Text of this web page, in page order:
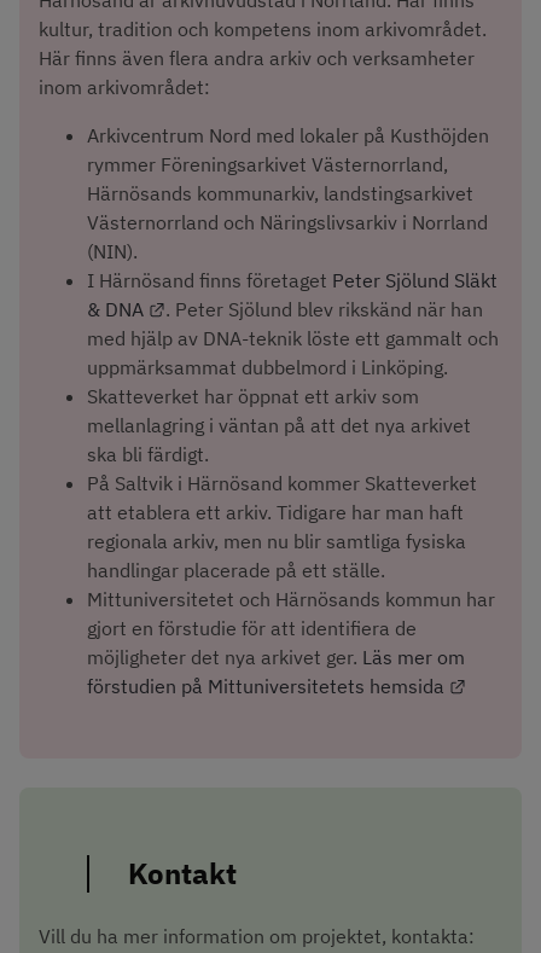
kultur, tradition och kompetens inom arkivområdet.
Här finns även flera andra arkiv och verksamheter
inom arkivområdet:
Arkivcentrum Nord med lokaler på Kusthöjden
rymmer Föreningsarkivet Västernorrland,
Härnösands kommunarkiv, landstingsarkivet
Västernorrland och Näringslivsarkiv i Norrland
(NIN).
I Härnösand finns företaget Peter Sjölund Släkt
& DNA
Länk till annan webbplats.
. Peter Sjölund blev rikskänd när han
med hjälp av DNA-teknik löste ett gammalt och
uppmärksammat dubbelmord i Linköping.
Skatteverket har öppnat ett arkiv som
mellanlagring i väntan på att det nya arkivet
ska bli färdigt.
På Saltvik i Härnösand kommer Skatteverket
att etablera ett arkiv. Tidigare har man haft
regionala arkiv, men nu blir samtliga fysiska
handlingar placerade på ett ställe.
Mittuniversitetet och Härnösands kommun har
gjort en förstudie för att identifiera de
möjligheter det nya arkivet ger. Läs mer om
förstudien på Mittuniversitetets hemsida
Kontakt
Vill du ha mer information om projektet, kontakta: